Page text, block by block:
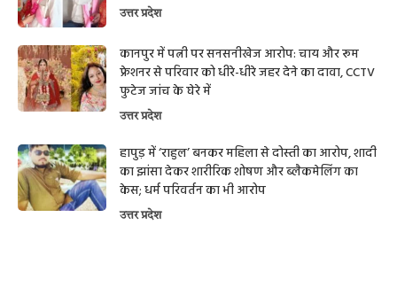
उत्तर प्रदेश
कानपुर में पत्नी पर सनसनीखेज आरोप: चाय और रूम
फ्रेशनर से परिवार को धीरे-धीरे जहर देने का दावा, CCTV
फुटेज जांच के घेरे में
उत्तर प्रदेश
हापुड़ में ‘राहुल’ बनकर महिला से दोस्ती का आरोप, शादी
का झांसा देकर शारीरिक शोषण और ब्लैकमेलिंग का
केस; धर्म परिवर्तन का भी आरोप
उत्तर प्रदेश